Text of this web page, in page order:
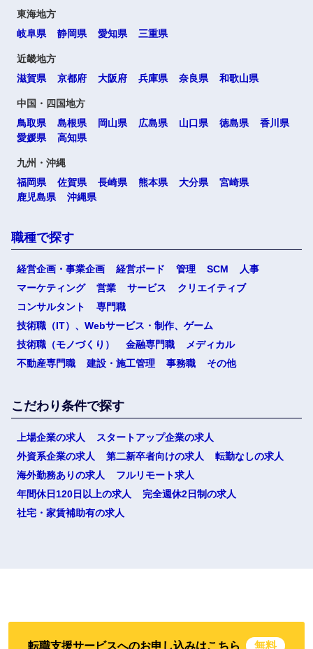
東海地方
岐阜県
静岡県 愛知県 三重県
近畿地方
滋賀県
京都府 大阪府 兵庫県 奈良県 和歌山県
中国・四国地方
鳥取県
島根県 岡山県 広島県 山口県 徳島県
香川県
愛媛県
高知県
九州・沖縄
福岡県
佐賀県 長崎県 熊本県 大分県
宮崎県
鹿児島県
沖縄県
職種で探す
経営企画・事業企画 経営ボード 管理 SCM
人事
マーケティング
営業 サービス
クリエイティブ
コンサルタント
専門職
技術職（IT）、Webサービス・制作、ゲーム
技術職（モノづくり）
金融専門職
メディカル
不動産専門職
建設・施工管理 事務職 その他
こだわり条件で探す
上場企業の求人
スタートアップ企業の求人
外資系企業の求人
第二新卒者向けの求人
転勤なしの求人
海外勤務ありの求人
フルリモート求人
年間休日120日以上の求人
完全週休2日制の求人
社宅・家賃補助有の求人
転職支援サービスへのお申し込みはこちら 無料